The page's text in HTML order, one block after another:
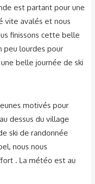
est partant pour une
vite avalés et nous
finissons cette belle
peu lourdes pour
belle journée de ski
motivés pour
dessus du village
ski de randonnée
nous nous
. La météo est au